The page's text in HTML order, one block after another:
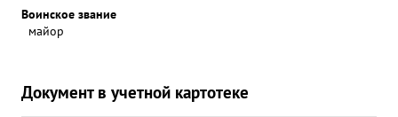
Воинское звание
майор
Документ в учетной картотеке